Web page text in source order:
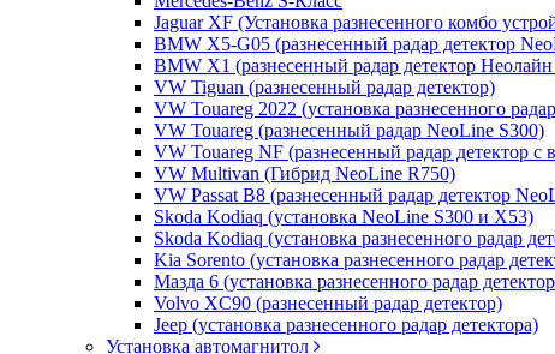
Jaguar XF (Установка разнесенного комбо
BMW X5-G05 (разнесенный радар детектор
BMW X1 (разнесенный радар детектор
VW Tiguan (разнесенный радар детектор)
VW Touareg 2022 (установка разнесенного
VW Touareg (разнесенный радар NeoLine S300)
VW Touareg NF (разнесенный радар детектор с
VW Multivan (Гибрид NeoLine R750)
VW Passat B8 (разнесенный радар детектор
Skoda Kodiaq (установка NeoLine S300 и X53)
Skoda Kodiaq (установка разнесенного радар
Kia Sorento (установка разнесенного радар
Мазда 6 (установка разнесенного радар
Volvo XC90 (разнесенный радар детектор)
Jeep (установка разнесенного радар детектора)
Установка автомагнитол